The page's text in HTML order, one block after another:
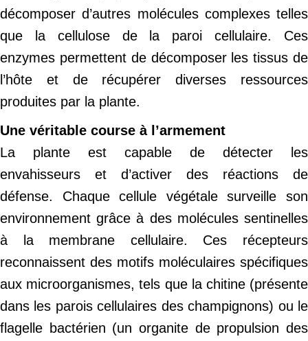
décomposer d’autres molécules complexes telles
que la cellulose de la paroi cellulaire. Ces
enzymes permettent de décomposer les tissus de
l’hôte et de récupérer diverses ressources
produites par la plante.
Une véritable course à l’armement
La plante est capable de détecter les
envahisseurs et d’activer des réactions de
défense. Chaque cellule végétale surveille son
environnement grâce à des molécules sentinelles
à la membrane cellulaire. Ces récepteurs
reconnaissent des motifs moléculaires spécifiques
aux microorganismes, tels que la chitine (présente
dans les parois cellulaires des champignons) ou le
flagelle bactérien (un organite de propulsion des